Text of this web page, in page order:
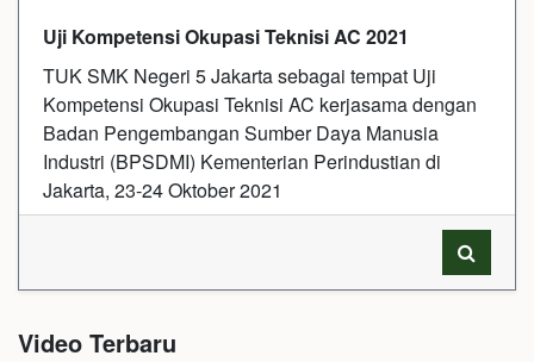
Uji Kompetensi Okupasi Teknisi AC 2021
TUK SMK Negeri 5 Jakarta sebagai tempat Uji
Kompetensi Okupasi Teknisi AC kerjasama dengan
Badan Pengembangan Sumber Daya Manusia
Industri (BPSDMI) Kementerian Perindustian di
Jakarta, 23-24 Oktober 2021
Video Terbaru